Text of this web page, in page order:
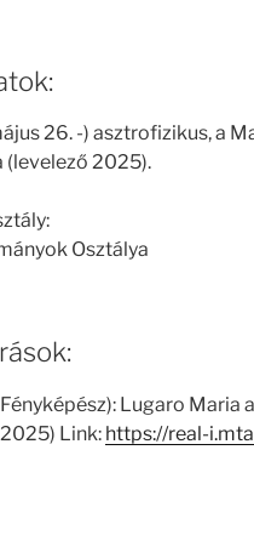
26. -) asztrofizikus, a
2025).
Osztálya
Lugaro
Link: https://real-